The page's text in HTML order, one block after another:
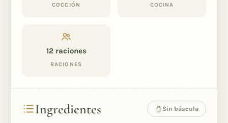
COCCIÓN COCINA
12raciones
RACIONES
Ingredientes Sin báscula